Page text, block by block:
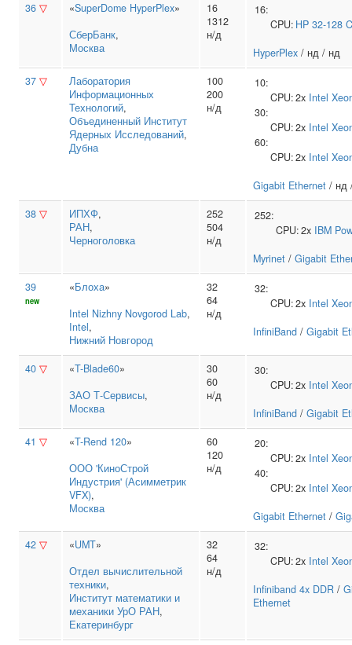
36 ▽ «SuperDome HyperPlex»
СберБанк,
Москва
16
1312
н/д
16:
CPU: HP 32-128
HyperPlex / нд / нд
37 ▽
Лаборатория
Информационных
Технологий,
Объединенный Институт
Ядерных Исследований,
Дубна
100
200
н/д
10:
CPU:2x Intel
30:
CPU:2x Intel
60:
CPU:2x Intel
Gigabit Ethernet /
38 ▽ ИПХФ,
РАН,
Черноголовка
252
504
н/д
252:
CPU:2x IBM
Myrinet / Gigabit
39
new
«Блоха»
Intel Nizhny Novgorod Lab,
Intel,
Нижний Новгород
32
64
н/д
32:
CPU:2x Intel
InfiniBand / Gigabit
40 ▽ «T-Blade60»
ЗАО Т‑Сервисы,
Москва
30
60
н/д
30:
CPU:2x Intel
InfiniBand / Gigabit
41 ▽ «T-Rend 120»
ООО 'КиноСтрой
Индустрия' (Асимметрик
VFX),
Москва
60
120
н/д
20:
CPU:2x Intel
40:
CPU:2x Intel
Gigabit Ethernet /
42 ▽ «UMT»
Отдел вычислительной
техники,
Институт математики и
механики УрО РАН,
Екатеринбург
32
64
н/д
32:
CPU:2x Intel
Infiniband 4x DDR /
Ethernet